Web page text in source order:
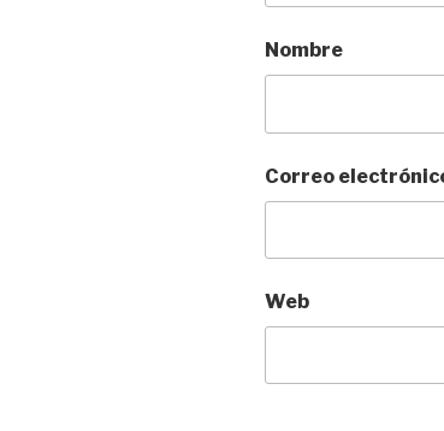
Nombre
Correo
Web